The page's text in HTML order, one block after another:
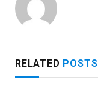
RELATED POSTS